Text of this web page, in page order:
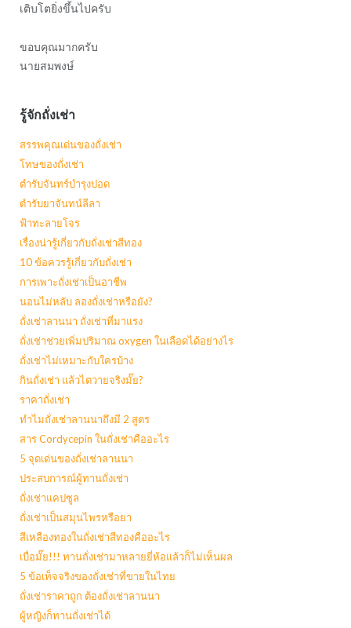
เติบโตยิ่งขึ้นไปครับ
ขอบคุณมากครับ
นายสมพงษ์
รู้จักถั่งเช่า
สรรพคุณเด่นของถั่งเช่า
โทษของถั่งเช่า
ตำรับจันทร์บำรุงปอด
ตำรับยาจันทน์ลีลา
ฟ้าทะลายโจร
เรื่องน่ารู้เกี่ยวกับถั่งเช่าสีทอง
10 ข้อควรรู้เกี่ยวกับถั่งเช่า
การเพาะถั่งเช่าเป็นอาชีพ
นอนไม่หลับ ลองถั่งเช่าหรือยัง?
ถั่งเช่าลานนา ถั่งเช่าที่มาแรง
ถั่งเช่าช่วยเพิ่มปริมาณ oxygen ในเลือดได้อย่างไร
ถั่งเช่าไม่เหมาะกับใครบ้าง
กินถั่งเช่า แล้วไตวายจริงมั๊ย?
ราคาถั่งเช่า
ทำไมถั่งเช่าลานนาถึงมี 2 สูตร
สาร Cordycepin ในถั่งเช่าคืออะไร
5 จุดเด่นของถั่งเช่าลานนา
ประสบการณ์ผู้ทานถั่งเช่า
ถั่งเช่าแคปซูล
ถั่งเช่าเป็นสมุนไพรหรือยา
สีเหลืองทองในถั่งเช่าสีทองคืออะไร
เบื่อมั๊ย!!! ทานถั่งเช่ามาหลายยี่ห้อแล้วก็ไม่เห็นผล
5 ข้อเท็จจริงของถั่งเช่าที่ขายในไทย
ถั่งเช่าราคาถูก ต้องถั่งเช่าลานนา
ผู้หญิงก็ทานถั่งเช่าได้